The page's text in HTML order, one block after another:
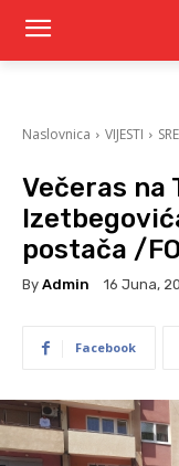
Naslovnica VIJESTI
Večeras na
postača /
By Admin 16 Juna,
Facebook